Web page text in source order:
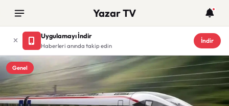
Yazar TV
Uygulamayı İndir
Haberleri anında takip edin
İndir
Genel